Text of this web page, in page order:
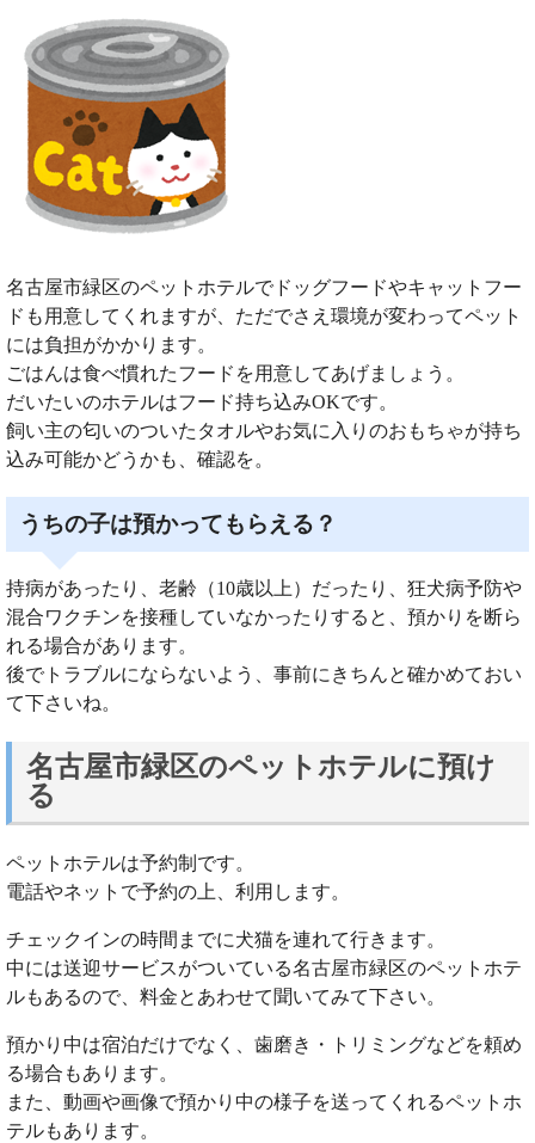
名古屋市緑区のペットホテルでドッグフードやキャットフー
ドも用意してくれますが、ただでさえ環境が変わってペット
には負担がかかります。
ごはんは食べ慣れたフードを用意してあげましょう。
だいたいのホテルはフード持ち込みOKです。
飼い主の匂いのついたタオルやお気に入りのおもちゃが持ち
込み可能かどうかも、確認を。
うちの子は預かってもらえる？
持病があったり、老齢（10歳以上）だったり、狂犬病予防や
混合ワクチンを接種していなかったりすると、預かりを断ら
れる場合があります。
後でトラブルにならないよう、事前にきちんと確かめておい
て下さいね。
名古屋市緑区のペットホテルに預け
る
ペットホテルは予約制です。
電話やネットで予約の上、利用します。
チェックインの時間までに犬猫を連れて行きます。
中には送迎サービスがついている名古屋市緑区のペットホテ
ルもあるので、料金とあわせて聞いてみて下さい。
預かり中は宿泊だけでなく、歯磨き・トリミングなどを頼め
る場合もあります。
また、動画や画像で預かり中の様子を送ってくれるペットホ
テルもあります。